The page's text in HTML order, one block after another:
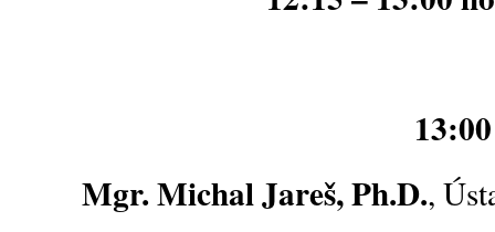
Mgr. Michal Jareš, Ph.D.,